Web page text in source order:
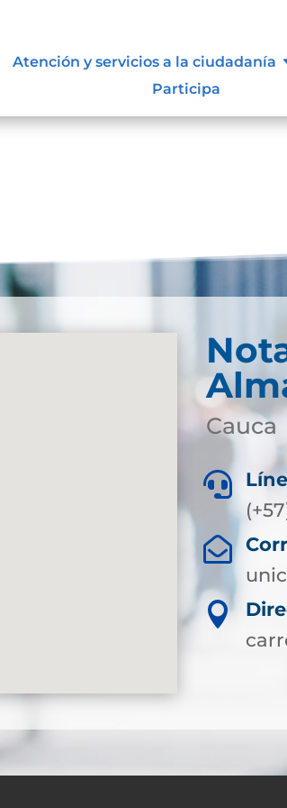
Atención y servicios a la ciudadanía
Participa
manuales
Cauca


